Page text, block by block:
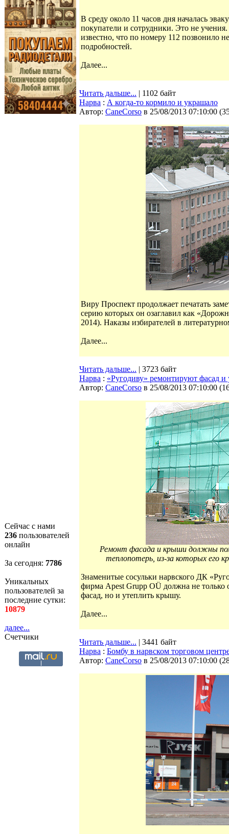
Сейчас с нами
236 пользователей
онлайн
За сегодня: 7787
Уникальных
пользователей за
последние сутки:
10879
далее...
Счетчики
В среду около 11 часов дня началась
покупатели и сотрудники. Это не
известно, что по номеру 112 позвонило
подробностей.
Далее...
Читать дальше... | 1102 байт
Нарва : А когда-то кормило и украшало
Автор: CaneCorso в 25/08/2013 07:10:00 (
Виру Проспект продолжает печатать
серию которых он озаглавил как
2014). Наказы избирателей в
Далее...
Читать дальше... | 3723 байт
Нарва : «Ругодиву» ремонтируют фасад
Автор: CaneCorso в 25/08/2013 07:10:00 (
Ремонт фасада и крыши должны
теплопотерь, из-за которых его
Знаменитые сосульки нарвского ДК
фирма Apest Grupp OÜ должна не только
фасад, но и утеплить крышу.
Далее...
Читать дальше... | 3441 байт
Нарва : Бомбу в нарвском торговом
Автор: CaneCorso в 25/08/2013 07:10:00 (